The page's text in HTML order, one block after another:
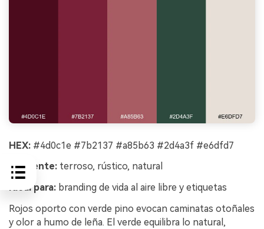
HEX: #4d0c1e #7b2137 #a85b63 #2d4a3f #e6dfd7
Ambiente: terroso, rústico, natural
Ideal para: branding de vida al aire libre y etiquetas
Rojos oporto con verde pino evocan caminatas otoñales
y olor a humo de leña. El verde equilibra lo natural,